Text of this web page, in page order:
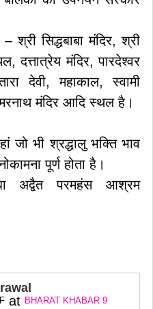
सिद्धबाबा मंदिर, श्री
दत्तात्रेय मंदिर, पारदेश्वर
देवी, महाकाल, स्वामी
मंदिर आदि स्थल है।
जो भी श्रद्धालु भक्ति भाव
पूर्ण होता है।
अद्वैत परमहंस आश्रम
at BHARAT KHABAR 9